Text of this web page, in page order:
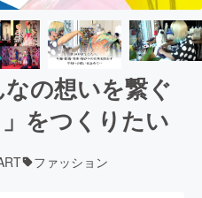
の想いを繋ぐ
」をつくりたい
ファッション